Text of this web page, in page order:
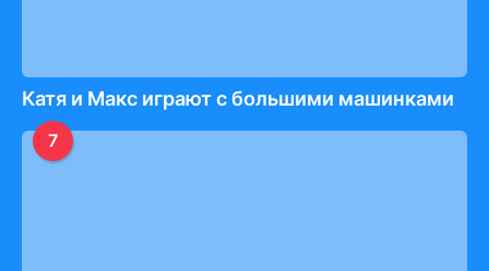
Катя и Макс играют с большими машинками
7